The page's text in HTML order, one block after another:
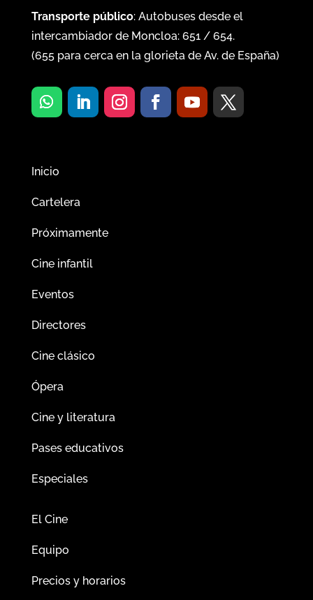
Transporte público: Autobuses desde el
intercambiador de Moncloa: 651/ 654.
(655para cerca en la glorieta de Av. de España)
Inicio
Cartelera
Próximamente
Cine infantil
Eventos
Directores
Cine clásico
Ópera
Cine y literatura
Pases educativos
Especiales
El Cine
Equipo
Precios y horarios